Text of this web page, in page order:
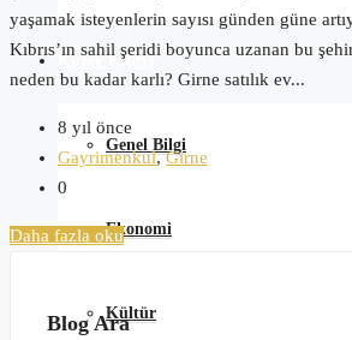
Kuzey Kıbrıs
Genel Bilgi
Ekonomi
Kültür
yaşamak isteyenlerin sayısı günden güne
Kıbrıs’ın sahil şeridi boyunca uzanan bu
neden bu kadar karlı? Girne satılık ev...
8 yıl önce
Gayrimenkul,Girne
0
Daha fazla oku
Blog Ara